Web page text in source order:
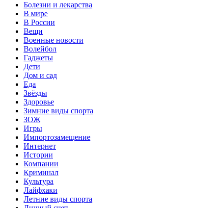
Болезни и лекарства
В мире
В России
Вещи
Военные новости
Волейбол
Гаджеты
Дети
Дом и сад
Еда
Звёзды
Здоровье
Зимние виды спорта
ЗОЖ
Игры
Импортозамещение
Интернет
Истории
Компании
Криминал
Культура
Лайфхаки
Летние виды спорта